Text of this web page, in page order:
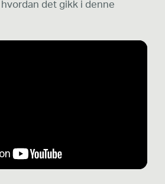
det gikk i denne